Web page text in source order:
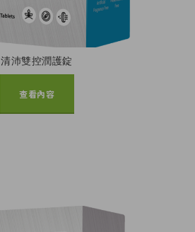
清沛雙控潤護錠
查看內容